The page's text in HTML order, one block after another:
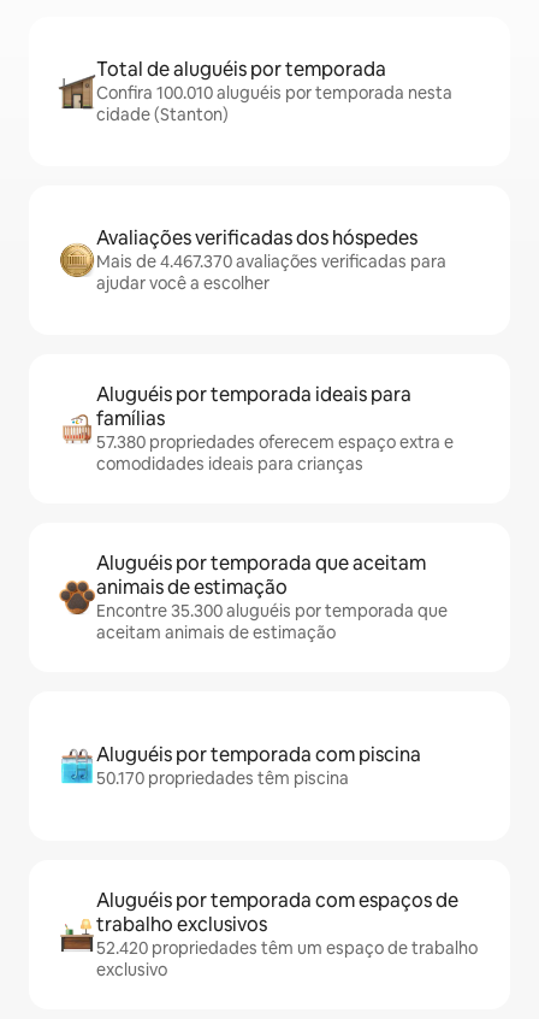
Total de aluguéis por temporada
Confira 100.010 aluguéis por temporada nesta
cidade (Stanton)
Avaliações verificadas dos hóspedes
Mais de 4.467.370 avaliações verificadas para
ajudar você a escolher
Aluguéis por temporada ideais para
famílias
57.380 propriedades oferecem espaço extra e
comodidades ideais para crianças
Aluguéis por temporada que aceitam
animais de estimação
Encontre 35.300 aluguéis por temporada que
aceitam animais de estimação
Aluguéis por temporada com piscina
50.170 propriedades têm piscina
Aluguéis por temporada com espaços de
trabalho exclusivos
52.420 propriedades têm um espaço de trabalho
exclusivo